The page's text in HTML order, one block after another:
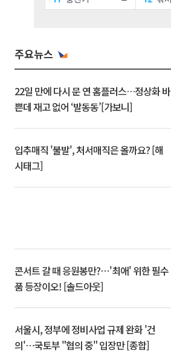
주요뉴스
22일 만에 다시 문 연 홈플러스…정상화 바
쁜데 재고 없어 ‘발동동’[가보니]
입추매직 '불발', 처서매직은 올까요? [해
시태그]
콘서트 갈 때 응원봉만?⋯'최애' 위한 필수
품 등장이오! [솔드아웃]
서울시, 정부에 정비사업 규제 완화 '건
의'⋯국토부 "협의 중" 입장만 [종합]